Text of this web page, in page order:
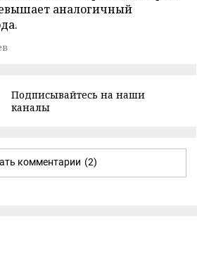
аналогичный
Подписывайтесь на наши
каналы
комментарии (2)